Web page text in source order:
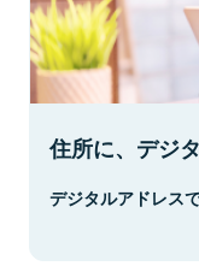
住所に、デジ
デジタルアドレス